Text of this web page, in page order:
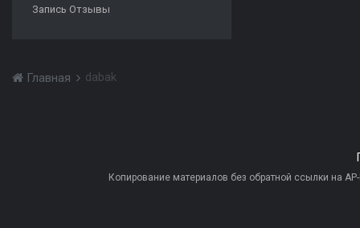
Запись Отзывы
Главная dabak
Копирование материалов без обратной ссылки на